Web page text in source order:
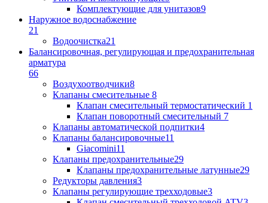
Комплектующие для унитазов9
Наружное водоснабжение
21
Водоочистка21
Балансировочная, регулирующая и предохранительная
арматура
66
Воздухоотводчики8
Клапаны cмесительные 8
Клапан cмесительный термостатический 1
Клапан поворотный cмесительный 7
Клапаны автоматической подпитки4
Клапаны балансировочные11
Giacomini11
Клапаны предохранительные29
Клапаны предохранительные латунные29
Редукторы давления3
Клапаны регулирующие трехходовые3